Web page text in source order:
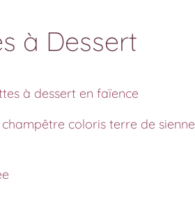
à Dessert
à dessert en faïence
coloris terre de sienne